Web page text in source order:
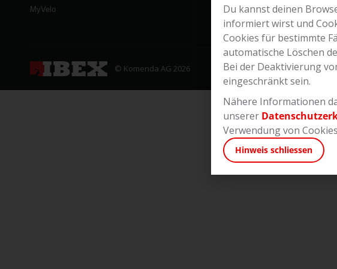
MyVelo
© Komenda AG 2026
Du kannst deinen
informiert wirst und
Cookies für bestimmte
automatische Löschen
Bei der Deaktivierung
eingeschränkt sein.
Nähere Informationen
unserer
Verwendung von
Hinweis schliessen